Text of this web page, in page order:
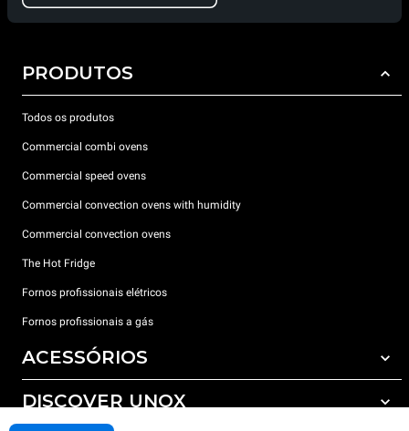
PRODUTOS
Todos os produtos
Commercial combi ovens
Commercial speed ovens
Commercial convection ovens with humidity
Commercial convection ovens
The Hot Fridge
Fornos profissionais elétricos
Fornos profissionais a gás
ACESSÓRIOS
Todos os acessórios
DISCOVER UNOX